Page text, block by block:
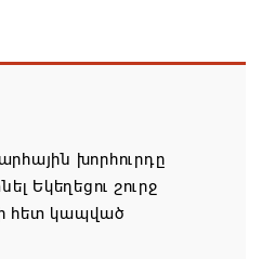
խորհուրդը
Եկեղեցու շուրջ
հետ կապված